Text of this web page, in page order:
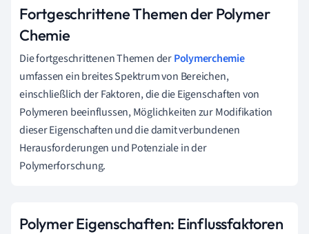
Fortgeschrittene Themen der Polymer
Chemie
Die fortgeschrittenen Themen derPolymerchemie
umfassen ein breites Spektrum von Bereichen,
einschließlich der Faktoren, die die Eigenschaften von
Polymeren beeinflussen, Möglichkeiten zur Modifikation
dieser Eigenschaften und die damit verbundenen
Herausforderungen und Potenziale in der
Polymerforschung.
Polymer Eigenschaften: Einflussfaktoren